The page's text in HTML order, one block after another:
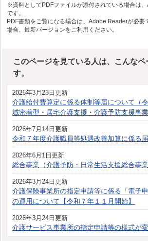
※資料としてPDFファイルが添付されている場合は
です。
PDF書類をご覧になる場合は、Adobe Readerが必要
場合、最新バージョンをご利用ください。
このページを見ている人は、こんなペ
す。
2026年3月23日更新
介護給付費算定に係る体制等届について（
域密着型・居宅介護支援・介護予防支援事業
2026年7月14日更新
令和７年度介護職員等処遇改善加算に係る
2026年6月1日更新
総合事業（介護予防・日常生活支援総合事
2026年3月24日更新
介護保険事業所の指定申請等に係る「電子
の運用について【令和７年１１月開始】
2026年3月24日更新
介護サービス事業所の指定申請等の様式が変